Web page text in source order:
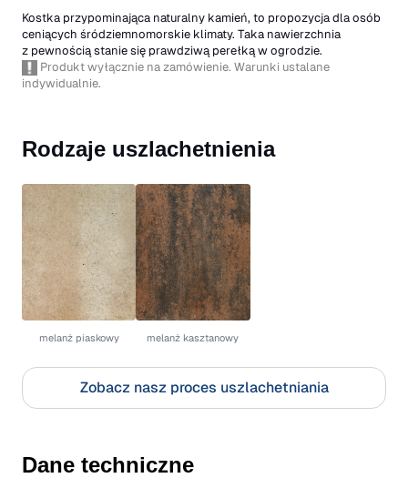
Kostka przypominająca naturalny kamień, to propozycja dla osób
ceniących śródziemnomorskie klimaty. Taka nawierzchnia
z pewnością stanie się prawdziwą perełką w ogrodzie.
Produkt wyłącznie na zamówienie. Warunki ustalane
indywidualnie.
Rodzaje uszlachetnienia
melanż piaskowy melanż kasztanowy
Zobacz nasz proces uszlachetniania
Dane techniczne